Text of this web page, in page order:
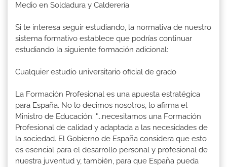
Medio en Soldadura y Calderería
Si te interesa seguir estudiando, la normativa de nuestro
sistema formativo establece que podrías continuar
estudiando la siguiente formación adicional:
Cualquier estudio universitario oficial de grado
La Formación Profesional es una apuesta estratégica
para España. No lo decimos nosotros, lo afirma el
Ministro de Educación: "...necesitamos una Formación
Profesional de calidad y adaptada a las necesidades de
la sociedad. El Gobierno de España considera que esto
es esencial para el desarrollo personal y profesional de
nuestra juventud y, también, para que España pueda